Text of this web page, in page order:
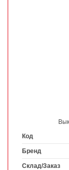
Код
Бренд
Склад/Заказ